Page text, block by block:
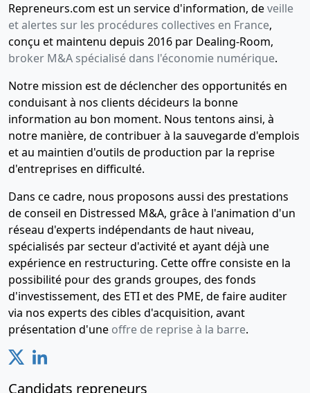
Repreneurs.com est un service d'information, deveille
et alertes sur les procédures collectives en France,
conçu et maintenu depuis 2016 par Dealing-Room,
broker M&A spécialisé dans l'économie numérique.
Notre mission est de déclencher des opportunités en
conduisant à nos clients décideurs la bonne
information au bon moment. Nous tentons ainsi, à
notre manière, de contribuer à la sauvegarde d'emplois
et au maintien d'outils de production par la reprise
d'entreprises en difficulté.
Dans ce cadre, nous proposons aussi des prestations
de conseil en Distressed M&A, grâce à l'animation d'un
réseau d'experts indépendants de haut niveau,
spécialisés par secteur d'activité et ayant déjà une
expérience en restructuring. Cette offre consiste en la
possibilité pour des grands groupes, des fonds
d'investissement, des ETI et des PME, de faire auditer
via nos experts des cibles d'acquisition, avant
présentation d'une offre de reprise à la barre.
Candidats repreneurs